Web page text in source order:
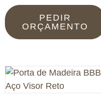
PEDIR
ORÇAMENTO